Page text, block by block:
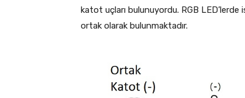
katot uçları bulunuyordu. RGB
ortak olarak bulunmaktadır.